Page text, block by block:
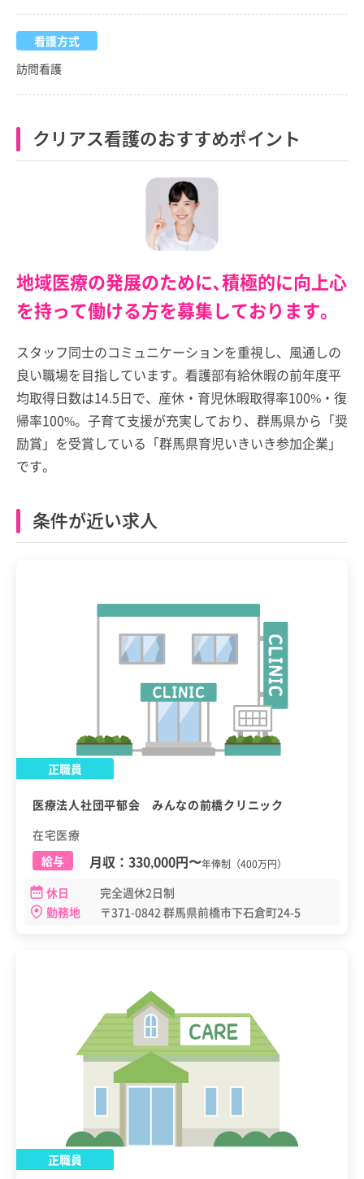
看護方式
訪問看護
クリアス看護のおすすめポイント
地域医療の発展のために､積極的に向上心
を持って働ける方を募集しております。
スタッフ同士のコミュニケーションを重視し、風通しの
良い職場を目指しています。看護部有給休暇の前年度平
均取得日数は14.5日で、産休・育児休暇取得率100%・復
帰率100%。子育て支援が充実しており、群馬県から「奨
励賞」を受賞している「群馬県育児いきいき参加企業」
です。
条件が近い求人
正職員
医療法人社団平郁会 みんなの前橋クリニック
在宅医療
給与
月収： 330,000円〜年俸制（400万円）
休日
完全週休2日制
勤務地
〒371-0842 群馬県前橋市下石倉町24-5
正職員